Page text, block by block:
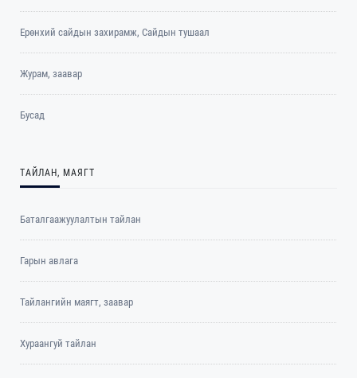
Ерөнхий сайдын захирамж, Сайдын тушаал
Журам, заавар
Бусад
ТАЙЛАН, МАЯГТ
Баталгаажуулалтын тайлан
Гарын авлага
Тайлангийн маягт, заавар
Хураангуй тайлан